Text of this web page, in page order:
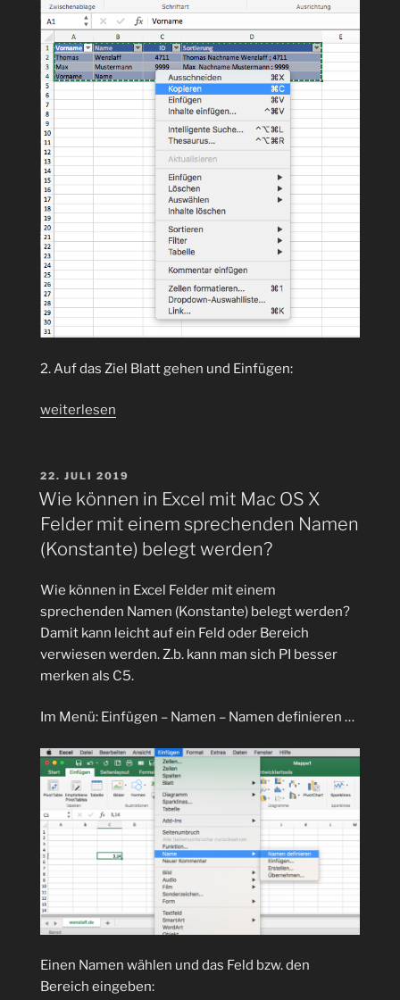
2. Auf das Ziel Blatt gehen und Einfügen:
„Excel-
können
Excel
Tabellen-
bzw.
Verknüpfungen
andere
in
OS
X?“
weiterlesen
VERÖFFENTLICHT
AM
22. JULI 2019
Wie können in Excel mit Mac OS X
Felder mit einem sprechenden Namen
(Konstante) belegt werden?
Wie können in Excel Felder mit einem
sprechenden Namen (Konstante) belegt werden?
Damit kann leicht auf ein Feld oder Bereich
verwiesen werden. Z.b. kann man sich PI besser
merken als C5.
Im Menü: Einfügen – Namen – Namen definieren …
Einen Namen wählen und das Feld bzw. den
Bereich eingeben: